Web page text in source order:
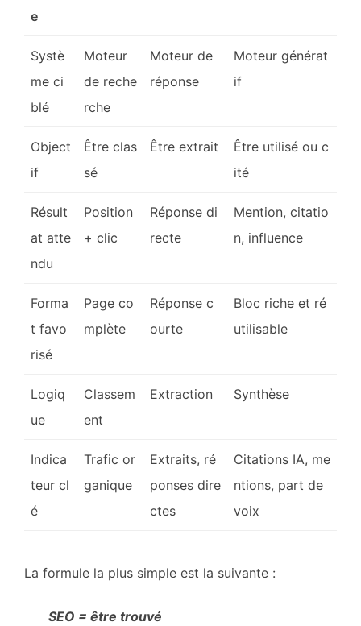
e
Systè
me ci
blé
Moteur
de reche
rche
Moteur de
réponse
Moteur générat
if
Object
if
Être clas
sé
Être extrait
Être utilisé ou c
ité
Résult
at atte
ndu
Position
+ clic
Réponse di
recte
Mention, citatio
n, influence
Forma
t favo
risé
Page co
mplète
Réponse c
ourte
Bloc riche et ré
utilisable
Logiq
ue
Classem
ent
Extraction Synthèse
Indica
teur cl
é
Trafic or
ganique
Extraits, ré
ponses dire
ctes
Citations IA, me
ntions, part de
voix
La formule la plus simple est la suivante :
SEO = être trouvé